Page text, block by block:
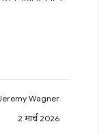
Wagner
2 मार्च 2026